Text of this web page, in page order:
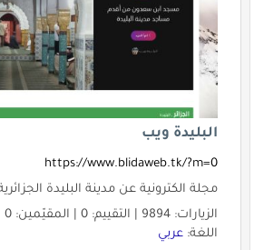
البليدة ويب
https://www.blidaweb.tk/?m=0
مجلة الكترونية عن مدينة البليدة الجزائرية
الزيارات: 9894 | التقييم: 0 | المقيّمين: 0 | الدولة:
اللغة: عربي